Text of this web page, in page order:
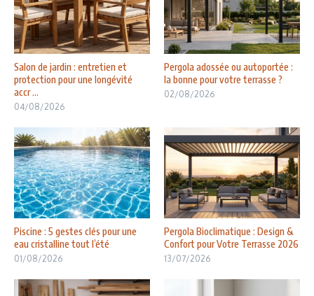
Salon de jardin : entretien et
protection pour une longévité
accr ...
04/08/2026
Pergola adossée ou autoportée :
la bonne pour votre terrasse ?
02/08/2026
Piscine : 5 gestes clés pour une
eau cristalline tout l’été
01/08/2026
Pergola Bioclimatique : Design &
Confort pour Votre Terrasse 2026
13/07/2026